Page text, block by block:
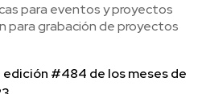
para eventos y proyectos
para grabación de proyectos
#484 de los meses de